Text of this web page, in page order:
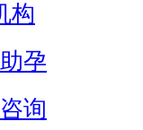
构
孕
询